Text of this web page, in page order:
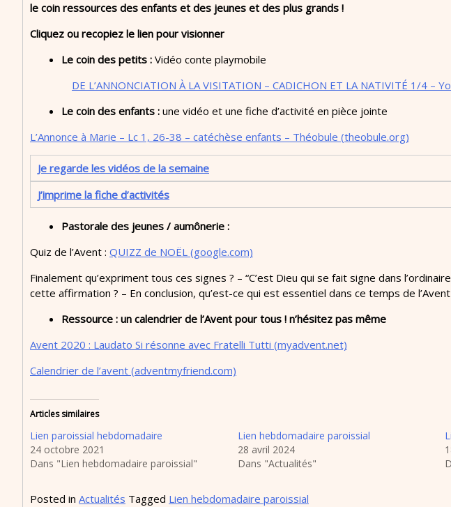
le coin ressources des enfants et des jeunes et des plus grands !
Cliquez ou recopiez le lien pour visionner
Le coin des petits : Vidéo conte playmobile
DE L’ANNONCIATION À LA VISITATION – CADICHON ET LA NATIVITÉ 1/4 –
Le coin des enfants : une vidéo et une fiche d’activité en pièce jointe
L’Annonce à Marie – Lc 1, 26-38 – catéchèse enfants – Théobule (theobule.org)
Je regarde les vidéos de la semaine
J’imprime la fiche d’activités
Pastorale des jeunes / aumônerie :
Quiz de l’Avent : QUIZZ de NOËL (google.com)
Finalement qu’expriment tous ces signes ? – “C’est Dieu qui se fait signe dans
cette affirmation ? – En conclusion, qu’est-ce qui est essentiel dans ce temps de l’Avent
Ressource : un calendrier de l’Avent pour tous ! n’hésitez pas même
Avent 2020 : Laudato Si résonne avec Fratelli Tutti (myadvent.net)
Calendrier de l’avent (adventmyfriend.com)
Articles similaires
Lien paroissial hebdomadaire
24 octobre 2021
Dans "Lien hebdomadaire paroissial"
Lien hebdomadaire paroissial
28 avril 2024
Dans "Actualités"
Posted in Actualités Tagged Lien hebdomadaire paroissial